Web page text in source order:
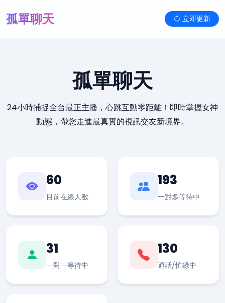
孤單聊天 立即更新
孤單聊天
24小時捕捉全台最正主播，心跳互動零距離！即時掌握女神
動態，帶您走進最真實的視訊交友新境界。
60
目前在線人數
193
一對多等待中
31
一對一等待中
130
通話/忙碌中